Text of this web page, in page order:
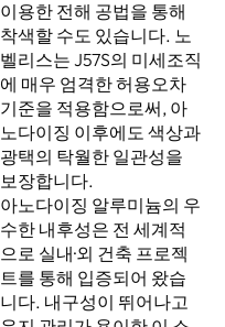
이용한 전해 공법을 통해
착색할 수도 있습니다. 노
벨리스는 J57S의 미세조직
에 매우 엄격한 허용오차
기준을 적용함으로써, 아
노다이징 이후에도 색상과
광택의 탁월한 일관성을
보장합니다.
아노다이징 알루미늄의 우
수한 내후성은 전 세계적
으로 실내·외 건축 프로젝
트를 통해 입증되어 왔습
니다. 내구성이 뛰어나고